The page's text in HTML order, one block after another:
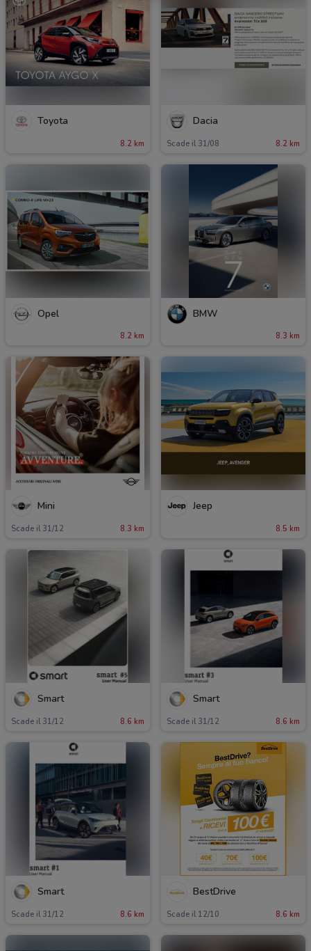
Toyota
8.2 km
Dacia
Scade il 31/08 8.2 km
Opel
8.2 km
BMW
8.3 km
Mini
Scade il 31/12 8.3 km
Jeep
8.5 km
Smart
Scade il 31/12 8.6 km
Smart
Scade il 31/12 8.6 km
Smart
Scade il 31/12 8.6 km
BestDrive
Scade il 12/10 8.6 km